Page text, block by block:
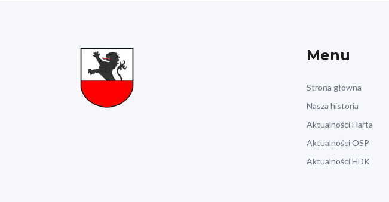
Menu
Strona główna
Nasza historia
Aktualności Harta
Aktualności OSP
Aktualności HDK